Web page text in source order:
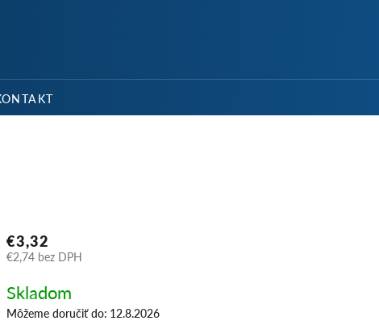
€3,32
€2,74 bez DPH
cena:
Skladom
Môžeme doručiť do: 12.8.2026